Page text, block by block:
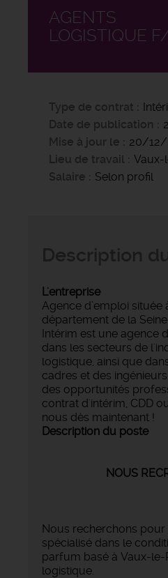
AGENTS
LOGISTIQUE
Type de contrat
Date de publication
Mise à jour le
20/12/
Lieu de travail
Vaux-
Salaire
Selon profil
L'entreprise
Agence d’emploi située
département de la
Intérim est une agence
dans les secteurs de
logistique, ainsi que
cadres et des
des opportunités
contrat d'intérim, CDD
nous dès maintenant !
Description du poste
NOUS
Nous recherchons pour
spécialisé dans le
parfum basé à Vaux-le-
logistique.